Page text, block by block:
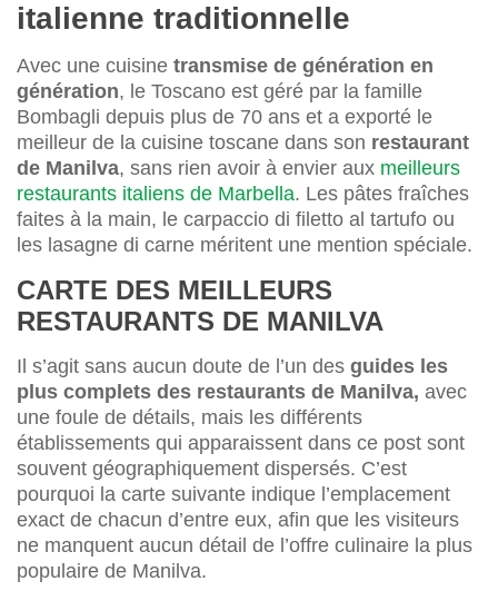
italienne traditionnelle
Avec une cuisine transmise de génération en
génération, le Toscano est géré par la famille
Bombagli depuis plus de 70 ans et a exporté le
meilleur de la cuisine toscane dans son restaurant
de Manilva, sans rien avoir à envier aux meilleurs
restaurants italiens de Marbella. Les pâtes fraîches
faites à la main, le carpaccio di filetto al tartufo ou
les lasagne di carne méritent une mention spéciale.
CARTE DES MEILLEURS
RESTAURANTS DE MANILVA
Il s’agit sans aucun doute de l’un des guides les
plus complets des restaurants de Manilva, avec
une foule de détails, mais les différents
établissements qui apparaissent dans ce post sont
souvent géographiquement dispersés. C’est
pourquoi la carte suivante indique l’emplacement
exact de chacun d’entre eux, afin que les visiteurs
ne manquent aucun détail de l’offre culinaire la plus
populaire de Manilva.